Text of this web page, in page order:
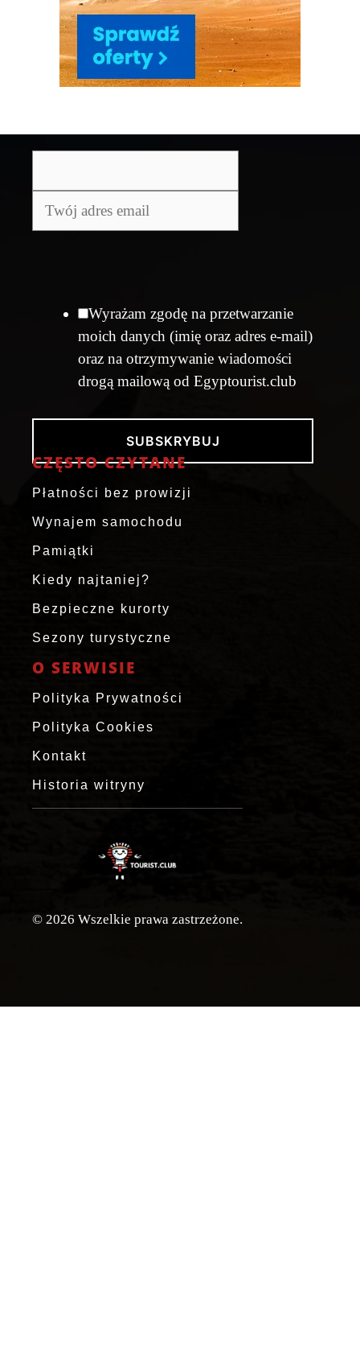
Wyrażam zgodę na przetwarzanie
moich danych (imię oraz adres e-mail)
oraz na otrzymywanie wiadomości
drogą mailową od Egyptourist.club
SUBSKRYBUJ
CZĘSTO CZYTANE
Płatności bez prowizji
Wynajem samochodu
Pamiątki
Kiedy najtaniej?
Bezpieczne kurorty
Sezony turystyczne
O SERWISIE
Polityka Prywatności
Polityka Cookies
Kontakt
Historia witryny
© 2026 Wszelkie prawa zastrzeżone.